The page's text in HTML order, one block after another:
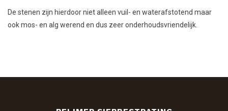
De stenen zijn hierdoor niet alleen vuil- en waterafstotend maar
ook mos- en alg werend en dus zeer onderhoudsvriendelijk.